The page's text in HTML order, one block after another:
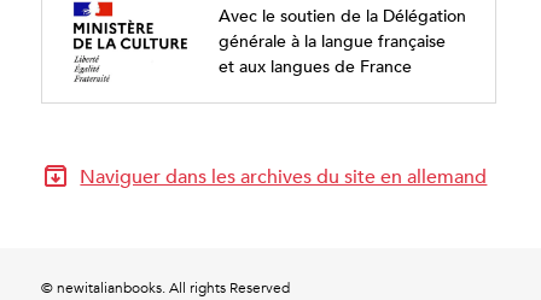
Avec le soutien de la Délégation
générale à la langue française
et aux langues de France
Naviguer dans les archives du site en allemand
© newitalianbooks. All rights Reserved